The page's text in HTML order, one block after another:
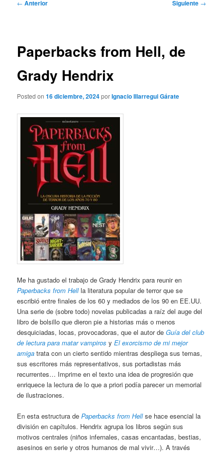
← Anterior Siguiente →
Paperbacks from Hell, de
Grady Hendrix
Posted on16 diciembre, 2024porIgnacio Illarregui Gárate
Me ha gustado el trabajo de Grady Hendrix para reunir en
Paperbacks from Hellla literatura popular de terror que se
escribió entre finales de los 60 y mediados de los 90 en EE.UU.
Una serie de (sobre todo) novelas publicadas a raíz del auge del
libro de bolsillo que dieron pie a historias más o menos
desquiciadas, locas, provocadoras, que el autor deGuía del club
de lectura para matar vampiros yEl exorcismo de mi mejor
amiga trata con un cierto sentido mientras despliega sus temas,
sus escritores más representativos, sus portadistas más
recurrentes… Imprime en el texto una idea de progresión que
enriquece la lectura de lo que a priori podía parecer un memorial
de ilustraciones.
En esta estructura dePaperbacks from Hellse hace esencial la
división en capítulos. Hendrix agrupa los libros según sus
motivos centrales (niños infernales, casas encantadas, bestias,
asesinos en serie y otros humanos de mal vivir…). A través